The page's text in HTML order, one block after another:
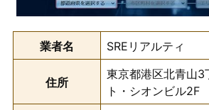
業者名 SREリアルティ
住所
東京都港区北青山3
ト・シオンビル2F